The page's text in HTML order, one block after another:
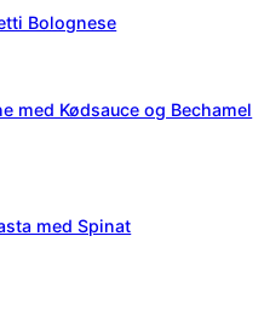
Bolognese
med Kødsauce og Bechamel
med Spinat